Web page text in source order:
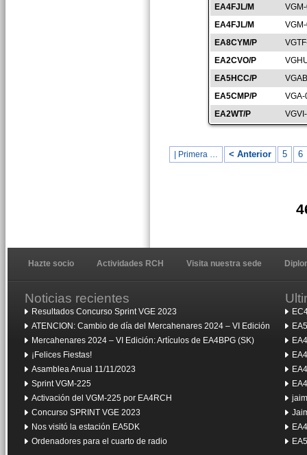
EA4FJL/M
EA4FJL/M
EA8CYM/P
EA2CVO/P
EA5HCC/P
EA5CMP/P
EA2WT/P
| Primera … < Anterior 5 6
Hazte socio Actividades RCH Visita nuestra sede
Noticias recientes
Resultados Concurso Sprint VGE 2023
ATENCION: Cambio de día del Mercahenares 2024 – VI Edición
Mercahenares 2024 – VI Edición: Artículos de EA4BPG (SK)
¡Felices Fiestas!
Asamblea Anual 11/11/2023
Sprint VGM-225
Activación del VGM-225 por EA4RCH
Concurso SPRINT VGE 2023
Nos visitó la estación EA5DK
Ordenadores para el cuarto de radio